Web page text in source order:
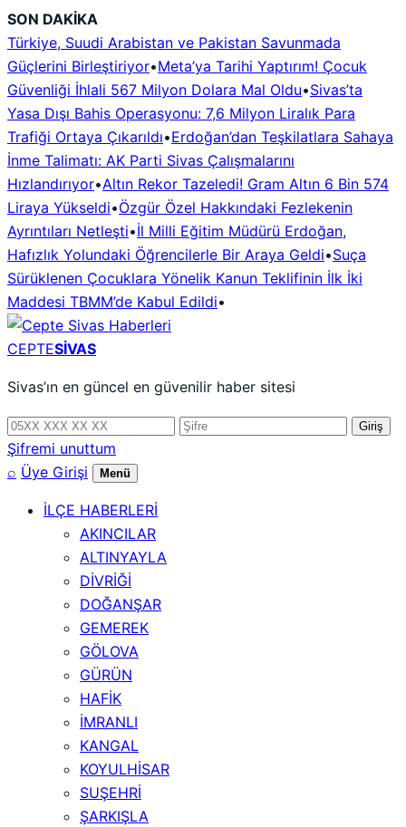
İçeriğe
geç
SON DAKİKA
Türkiye, Suudi Arabistan ve Pakistan Savunmada
Güçlerini Birleştiriyor•Meta’ya Tarihi Yaptırım! Çocuk
Güvenliği İhlali 567 Milyon Dolara Mal Oldu•Sivas’ta
Yasa Dışı Bahis Operasyonu: 7,6 Milyon Liralık Para
Trafiği Ortaya Çıkarıldı•Erdoğan’dan Teşkilatlara Sahaya
İnme Talimatı: AK Parti Sivas Çalışmalarını
Hızlandırıyor•Altın Rekor Tazeledi! Gram Altın 6 Bin 574
Liraya Yükseldi•Özgür Özel Hakkındaki Fezlekenin
Ayrıntıları Netleşti•İl Milli Eğitim Müdürü Erdoğan,
Hafızlık Yolundaki Öğrencilerle Bir Araya Geldi•Suça
Sürüklenen Çocuklara Yönelik Kanun Teklifinin İlk İki
Maddesi TBMM’de Kabul Edildi•
CEPTESİVAS
Sivas’ın en güncel en güvenilir haber sitesi
Telefon
numarası
Şifre Giriş
Şifremi unuttum
⌕ Üye Girişi Menü
İLÇE HABERLERİ
AKINCILAR
ALTINYAYLA
DİVRİĞİ
DOĞANŞAR
GEMEREK
GÖLOVA
GÜRÜN
HAFİK
İMRANLI
KANGAL
KOYULHİSAR
SUŞEHRİ
ŞARKIŞLA